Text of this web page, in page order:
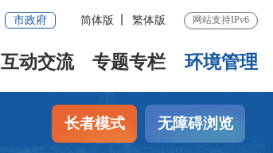
市政府 简体版 繁体版 网站支持IPv6
互动交流 专题专栏 环境管理
长者模式 无障碍浏览